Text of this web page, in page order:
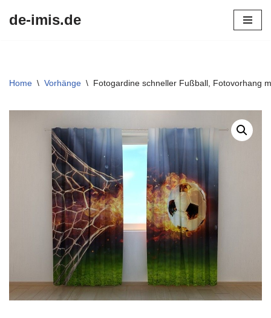
de-imis.de
Home \ Vorhänge \ Fotogardine schneller Fußball, Fotovorhang